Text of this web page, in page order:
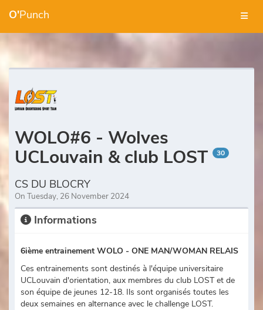
O'Punch
WOLO#6 - Wolves
UCLouvain & club LOST
30
CS DU BLOCRY
On Tuesday, 26 November 2024
Informations
6ième entrainement WOLO - ONE MAN/WOMAN RELAIS
Ces entrainements sont destinés à l'équipe universitaire
UCLouvain d'orientation, aux membres du club LOST et de
son équipe de jeunes 12-18. Ils sont organisés toutes les
deux semaines en alternance avec le challenge LOST.